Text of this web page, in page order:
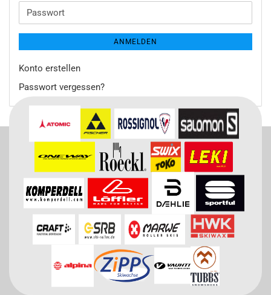
Passwort
ANMELDEN
Konto erstellen
Passwort vergessen?